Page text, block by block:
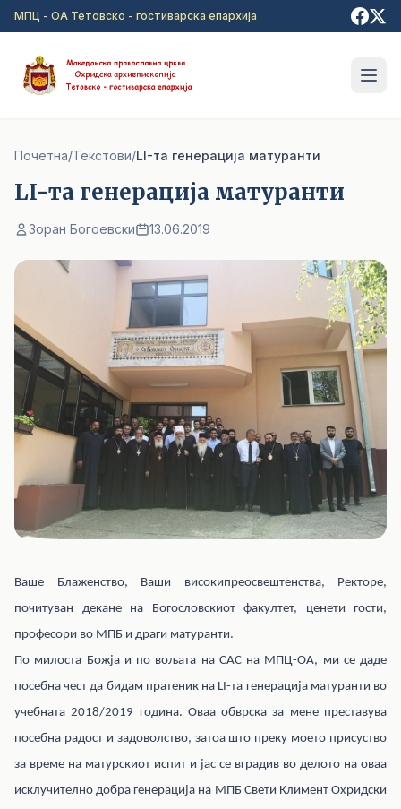
Прејди на главна содржина
МПЦ - ОА Тетовско - гостиварска епархија
Почетна/Текстови/LI-та генерација матуранти
LI-та генерација матуранти
Зоран Богоевски 13.06.2019
Ваше Блаженство, Ваши високипреосвештенства, Ректоре,
почитуван декане на Богословскиот факултет, ценети гости,
професори во МПБ и драги матуранти.
По милоста Божја и по вољата на САС на МПЦ-ОА, ми се даде
посебна чест да бидам пратеник на LI-та генерација матуранти во
учебната 2018/2019 година. Оваа обврска за мене преставува
посебна радост и задоволство, затоа што преку моето присуство
за време на матурскиот испит и јас се вградив во делото на оваа
исклучително добра генерација на МПБ Свети Климент Охридски